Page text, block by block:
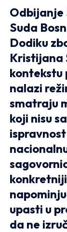
Odbijanje
Suda
Dodiku
Kristijana
kontekstu
nalazi
smatraju
koji nisu
upasti u
da ne